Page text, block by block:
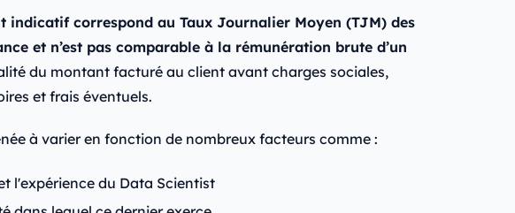
indicatif correspond au Taux Journalier Moyen (TJM) des
et n’est pas comparable à la rémunération brute d’un
du montant facturé au client avant charges sociales,
et frais éventuels.
à varier en fonction de nombreux facteurs comme :
l'expérience du Data Scientist